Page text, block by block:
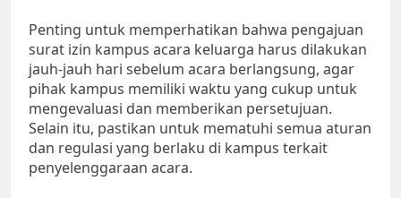
Penting untuk memperhatikan bahwa pengajuan
surat izin kampus acara keluarga harus dilakukan
jauh-jauh hari sebelum acara berlangsung, agar
pihak kampus memiliki waktu yang cukup untuk
mengevaluasi dan memberikan persetujuan.
Selain itu, pastikan untuk mematuhi semua aturan
dan regulasi yang berlaku di kampus terkait
penyelenggaraan acara.